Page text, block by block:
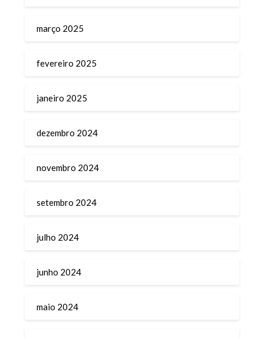
março 2025
fevereiro 2025
janeiro 2025
dezembro 2024
novembro 2024
setembro 2024
julho 2024
junho 2024
maio 2024